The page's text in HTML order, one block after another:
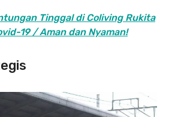
Tinggal di Coliving Rukita
19 / Aman dan Nyaman!